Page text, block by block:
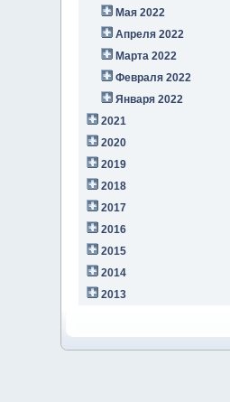
Мая 2022
Апреля 2022
Марта 2022
Февраля 2022
Января 2022
2021
2020
2019
2018
2017
2016
2015
2014
2013